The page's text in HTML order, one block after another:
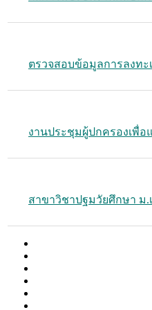
ตรวจสอบข้อมูลการลงทะ
งานประชุมผู้ปกครองเพื่
สาขาวิชาปฐมวัยศึกษา ม.